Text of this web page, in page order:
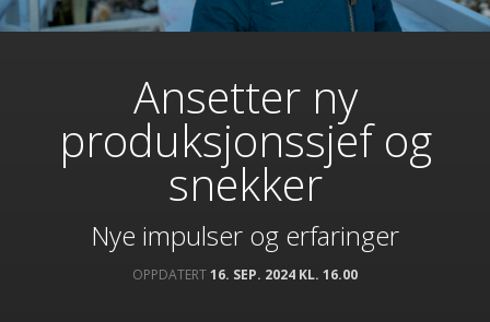
Ansetter ny
produksjonssjef og
snekker
Nye impulser og erfaringer
OPPDATERT16. SEP. 2024 KL. 16.00